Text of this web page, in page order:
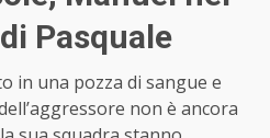
Pasquale
in una pozza di sangue e
non è ancora